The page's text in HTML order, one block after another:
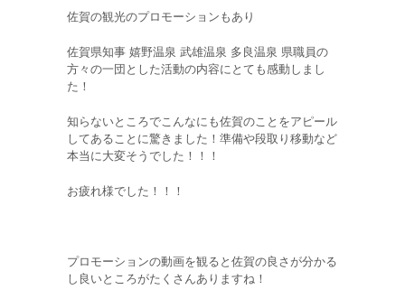
佐賀の観光のプロモーションもあり
佐賀県知事 嬉野温泉 武雄温泉 多良温泉 県職員の
方々の一団とした活動の内容にとても感動しまし
た！
知らないところでこんなにも佐賀のことをアピール
してあることに驚きました！準備や段取り移動など
本当に大変そうでした！！！
お疲れ様でした！！！
プロモーションの動画を観ると佐賀の良さが分かる
し良いところがたくさんありますね！